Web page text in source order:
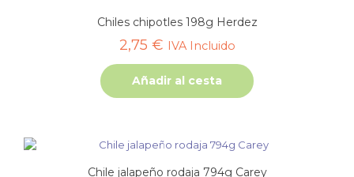
Chiles chipotles 198g Herdez
2,75 € IVA Incluido
Añadir al cesta
Chile jalapeño rodaja 794g Carey